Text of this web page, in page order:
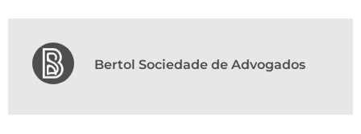
Bertol Sociedade de Advogados